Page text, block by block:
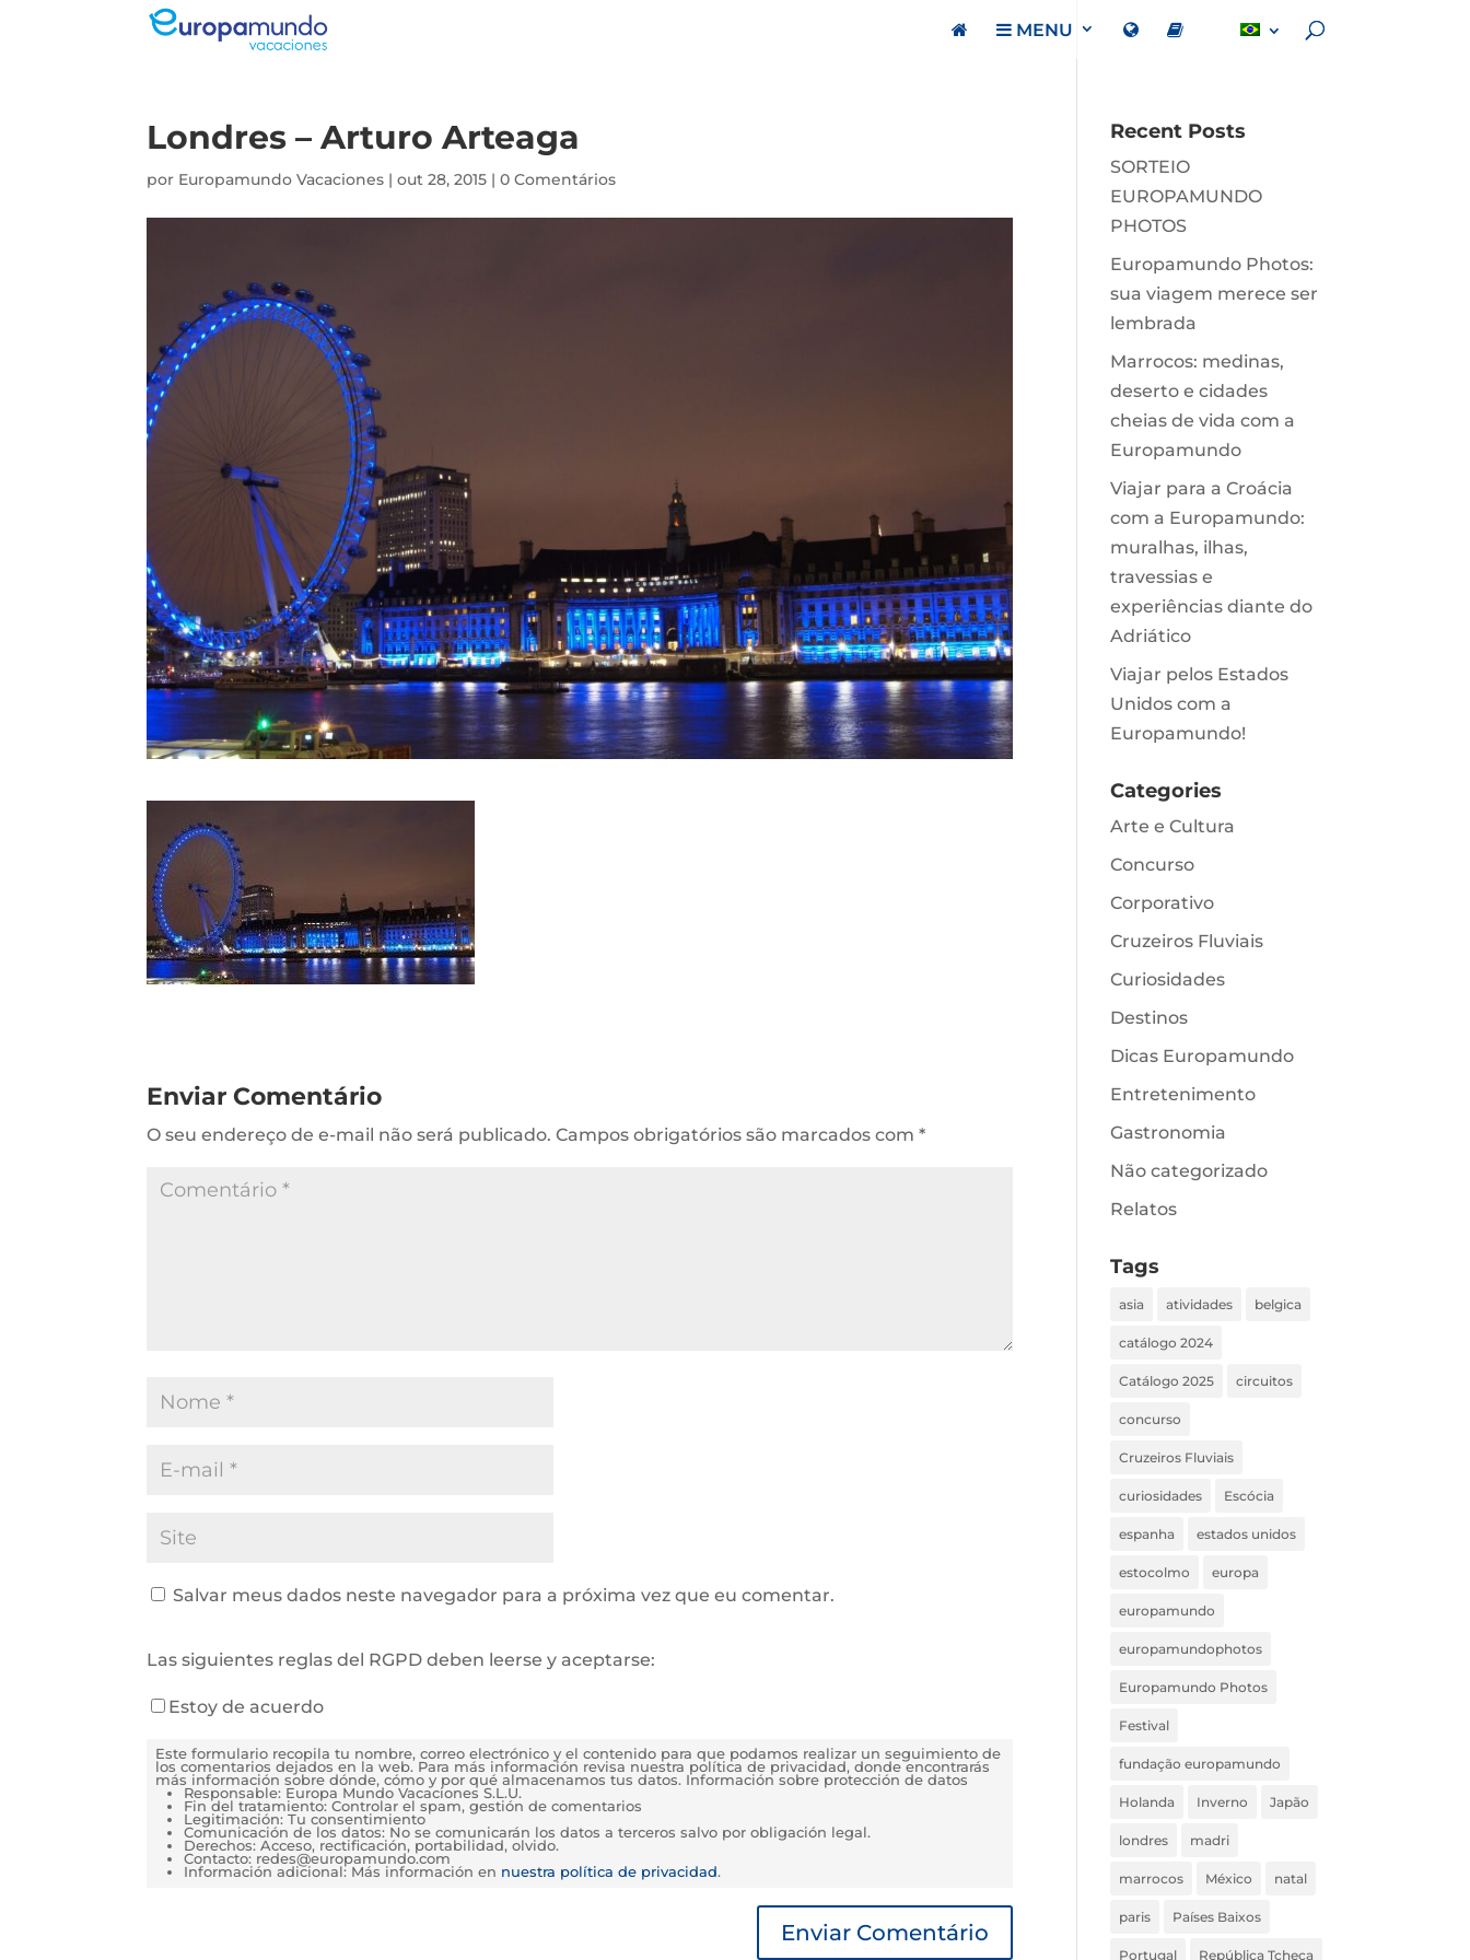
MENU
Londres – Arturo Arteaga
por Europamundo Vacaciones |out 28, 2015 |0 Comentários
Enviar Comentário
O seu endereço de e-mail não será publicado. Campos obrigatórios são marcados com*
Salvar meus dados neste navegador para a próxima vez que eu comentar.
Las siguientes reglas del RGPD deben leerse y aceptarse:
Estoy de acuerdo
Este formulario recopila tu nombre, correo electrónico y el contenido para que podamos realizar un seguimiento de
los comentarios dejados en la web. Para más información revisa nuestra política de privacidad, donde encontrarás
más información sobre dónde, cómo y por qué almacenamos tus datos. Información sobre protección de datos
Responsable: Europa Mundo Vacaciones S.L.U.
Fin del tratamiento: Controlar el spam, gestión de comentarios
Legitimación: Tu consentimiento
Comunicación de los datos: No se comunicarán los datos a terceros salvo por obligación legal.
Derechos: Acceso, rectificación, portabilidad, olvido.
Contacto: redes@europamundo.com
Información adicional: Más información en nuestra política de privacidad.
Recent Posts
SORTEIO
EUROPAMUNDO
PHOTOS
Europamundo Photos:
sua viagem merece ser
lembrada
Marrocos: medinas,
deserto e cidades
cheias de vida com a
Europamundo
Viajar para a Croácia
com a Europamundo:
muralhas, ilhas,
travessias e
experiências diante do
Adriático
Viajar pelos Estados
Unidos com a
Europamundo!
Categories
Arte e Cultura
Concurso
Corporativo
Cruzeiros Fluviais
Curiosidades
Destinos
Dicas Europamundo
Entretenimento
Gastronomia
Não categorizado
Relatos
Tags
asia atividades belgica
catálogo 2024
Catálogo 2025 circuitos
concurso
Cruzeiros Fluviais
curiosidades Escócia
espanha estados unidos
estocolmo europa
europamundo
europamundophotos
Europamundo Photos
Festival
fundação europamundo
Holanda Inverno Japão
londres madri
marrocos México natal
paris Países Baixos
Portugal República Tcheca